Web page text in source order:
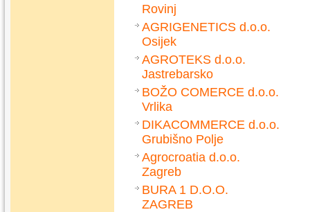
Rovinj
AGRIGENETICS d.o.o.
Osijek
AGROTEKS d.o.o.
Jastrebarsko
BOŽO COMERCE d.o.o.
Vrlika
DIKACOMMERCE d.o.o.
Grubišno Polje
Agrocroatia d.o.o.
Zagreb
BURA 1 D.O.O.
ZAGREB